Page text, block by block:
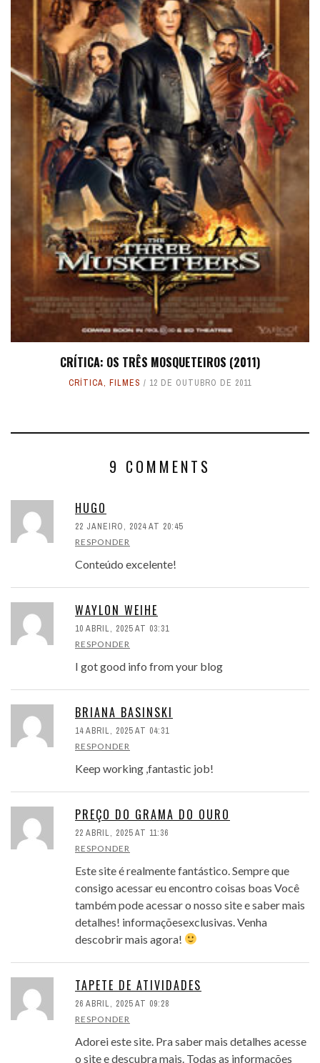
CRÍTICA: OS TRÊS MOSQUETEIROS (2011)
CRÍTICA, FILMES 12 DE OUTUBRO DE 2011
9 COMMENTS
HUGO
22 JANEIRO, 2024 AT 20:45
RESPONDER
Conteúdo excelente!
WAYLON WEIHE
10 ABRIL, 2025 AT 03:31
RESPONDER
I got good info from your blog
BRIANA BASINSKI
14 ABRIL, 2025 AT 04:31
RESPONDER
Keep working ,fantastic job!
PREÇO DO GRAMA DO OURO
22 ABRIL, 2025 AT 11:36
RESPONDER
Este site é realmente fantástico. Sempre que
consigo acessar eu encontro coisas boas Você
também pode acessar o nosso site e saber mais
detalhes! informaçõesexclusivas. Venha
descobrir mais agora!
TAPETE DE ATIVIDADES
26 ABRIL, 2025 AT 09:28
RESPONDER
Adorei este site. Pra saber mais detalhes acesse
o site e descubra mais. Todas as informações